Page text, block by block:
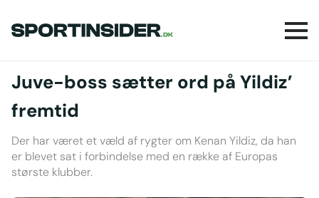
Juve-boss sætter ord på Yildiz’
fremtid
Der har været et væld af rygter om Kenan Yildiz, da han
er blevet sat i forbindelse med en række af Europas
største klubber.